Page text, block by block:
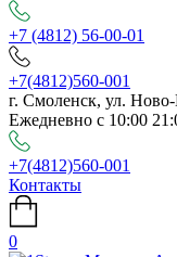
+7 (4812) 56-00-01
+7(4812)560-001
г. Смоленск, ул.
Ежедневно с 10:00
+7(4812)560-001
Контакты
0